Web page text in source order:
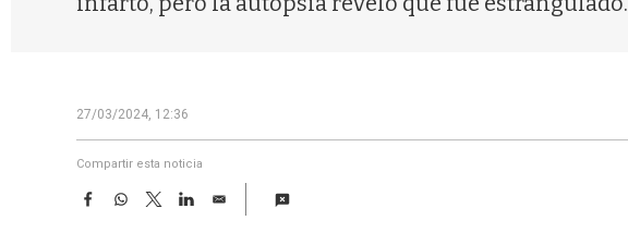
27/03/2024, 12:36
Compartir esta noticia
F
W
T
w
L
E